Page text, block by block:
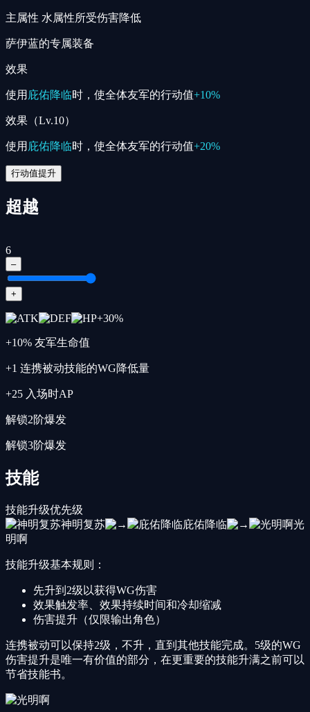
主属性 水属性所受伤害降低
萨伊蓝的专属装备
效果
使用 庇佑降临时，使全体友军的行动值+10%
效果（Lv.10）
使用 庇佑降临时，使全体友军的行动值+20%
行动值提升
超越
6
–
+
+30%
+10% 友军生命值
+1 连携被动技能的WG降低量
+25 入场时AP
解锁2阶爆发
解锁3阶爆发
技能
技能升级优先级
神明复苏 庇佑降临
光
明啊
技能升级基本规则：
先升到2级以获得WG伤害
效果触发率、效果持续时间和冷却缩减
伤害提升（仅限输出角色）
连携被动可以保持2级，不升，直到其他技能完成。5级的WG
伤害提升是唯一有价值的部分，在更重要的技能升满之前可以
节省技能书。